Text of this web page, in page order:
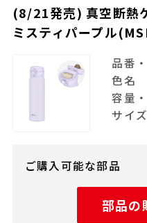
(8/21発売) 真空断熱
ミスティパープル
品番・
色名
容量・
サイズ
ご購入可能な部品
部品の